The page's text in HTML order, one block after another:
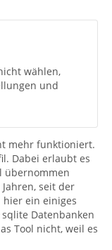
wählen,
und
mehr funktioniert.
Dabei erlaubt es
übernommen
seit der
hier ein einiges
Datenbanken
Tool nicht, weil es